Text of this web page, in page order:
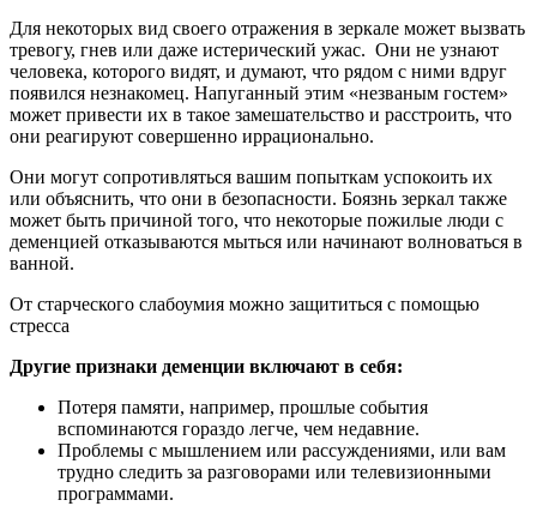
Для некоторых вид своего отражения в зеркале может вызвать
тревогу, гнев или даже истерический ужас. Они не узнают
человека, которого видят, и думают, что рядом с ними вдруг
появился незнакомец. Напуганный этим «незваным гостем»
может привести их в такое замешательство и расстроить, что
они реагируют совершенно иррационально.
Они могут сопротивляться вашим попыткам успокоить их
или объяснить, что они в безопасности. Боязнь зеркал также
может быть причиной того, что некоторые пожилые люди с
деменцией отказываются мыться или начинают волноваться в
ванной.
От старческого слабоумия можно защититься с помощью
стресса
Другие признаки деменции включают в себя:
Потеря памяти, например, прошлые события
вспоминаются гораздо легче, чем недавние.
Проблемы с мышлением или рассуждениями, или вам
трудно следить за разговорами или телевизионными
программами.